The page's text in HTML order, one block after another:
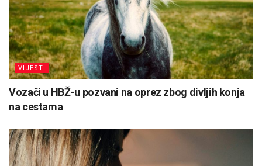
VIJESTI
Vozači u HBŽ-u pozvani na oprez zbog divljih konja
na cestama